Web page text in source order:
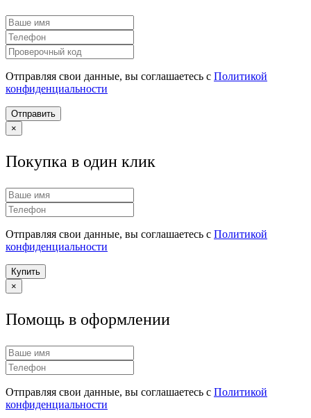
Отправляя свои данные, вы соглашаетесь с Политикой
конфиденциальности
Отправить
×
Покупка в один клик
Отправляя свои данные, вы соглашаетесь с Политикой
конфиденциальности
Купить
×
Помощь в оформлении
Отправляя свои данные, вы соглашаетесь с Политикой
конфиденциальности